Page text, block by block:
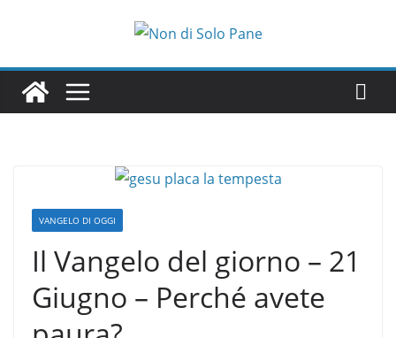
VANGELO DI OGGI
Il Vangelo del giorno – 21
Giugno – Perché avete